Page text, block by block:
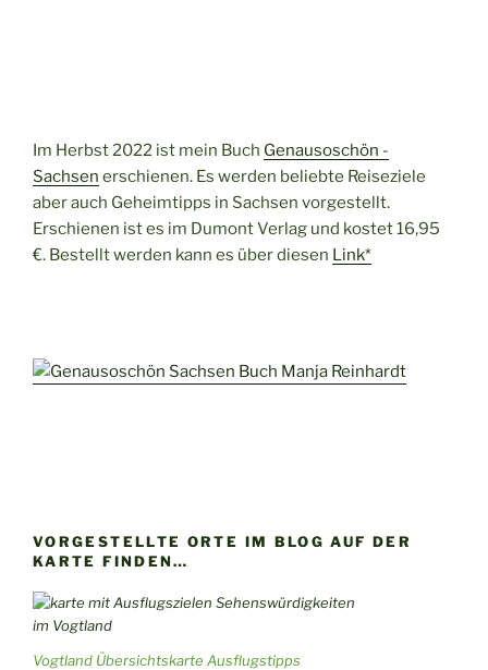
Im Herbst 2022 ist mein Buch Genausoschön -
Sachsen erschienen. Es werden beliebte Reiseziele
aber auch Geheimtipps in Sachsen vorgestellt.
Erschienen ist es im Dumont Verlag und kostet 16,95
€. Bestellt werden kann es über diesen Link*
VORGESTELLTE ORTE IM BLOG AUF DER
KARTE FINDEN…
Vogtland Übersichtskarte Ausflugstipps